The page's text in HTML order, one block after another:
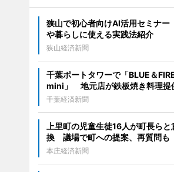
狭山で初心者向けAI活用セミナ
や暮らしに使える実践法紹介
狭山経済新聞
千葉ポートタワーで「BLUE＆
mini」 地元店が鉄板焼き料理提
千葉経済新聞
上里町の児童生徒16人が町長らと
換 議場で町への提案、再質問も
本庄経済新聞